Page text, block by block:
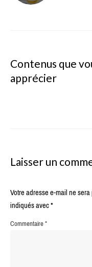
Contenus que
apprécier
Laisser un
Votre adresse e-mail ne
indiqués avec*
Commentaire*